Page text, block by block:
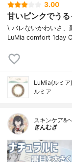
3.00
甘いピンクでうる
\ バレないかわいさ、
LuMia comfort 1day
LuMia(ルミア)
ルミア
スキンケア&
ぎんむぎ